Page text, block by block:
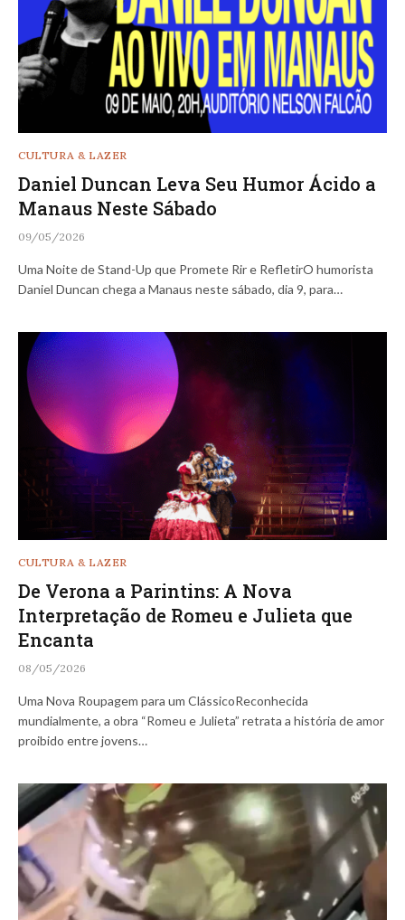
CULTURA & LAZER
Daniel Duncan Leva Seu Humor Ácido a
Manaus Neste Sábado
09/05/2026
Uma Noite de Stand-Up que Promete Rir e RefletirO humorista
Daniel Duncan chega a Manaus neste sábado, dia 9, para…
CULTURA & LAZER
De Verona a Parintins: A Nova
Interpretação de Romeu e Julieta que
Encanta
08/05/2026
Uma Nova Roupagem para um ClássicoReconhecida
mundialmente, a obra “Romeu e Julieta” retrata a história de amor
proibido entre jovens…